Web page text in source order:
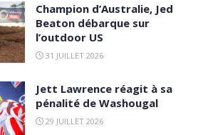
Champion d’Australie, Jed
Beaton débarque sur
l’outdoor US
31 JUILLET 2026
Jett Lawrence réagit à sa
pénalité de Washougal
29 JUILLET 2026